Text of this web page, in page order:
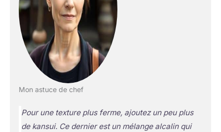
Mon astuce de chef
Pour une texture plus ferme, ajoutez un peu plus
de kansui. Ce dernier est un mélange alcalin qui